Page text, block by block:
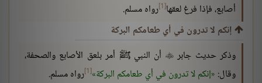
أصابع، فإذا فرغ لعقها[1] رواه مسلم.
إنكم لا تدرون في أي طعامكم البركة
وذكر حديث جابر أن النبي ﷺ أمر بلعق الأصابع والصحفة،
وقال: إنكم لا تدرون في أي طعامكم البركة [1] رواه مسلم.